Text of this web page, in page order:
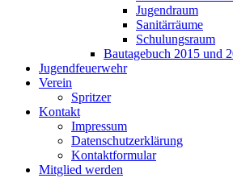
Jugendraum
Sanitärräume
Schulungsraum
Bautagebuch 2015 und
Jugendfeuerwehr
Verein
Spritzer
Kontakt
Impressum
Datenschutzerklärung
Kontaktformular
Mitglied werden